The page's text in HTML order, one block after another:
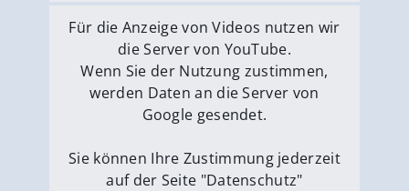
Externe Medien erlauben
Für die Anzeige von Videos nutzen wir
die Server von YouTube.
Wenn Sie der Nutzung zustimmen,
werden Daten an die Server von
Google gesendet.
Sie können Ihre Zustimmung jederzeit
auf der Seite "Datenschutz"